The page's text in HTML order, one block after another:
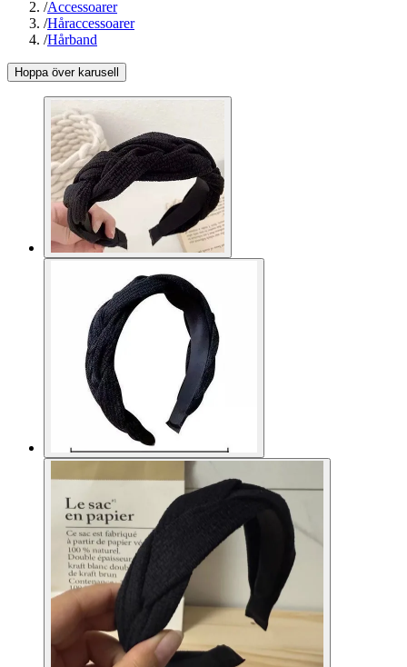
/Accessoarer
/Håraccessoarer
/Hårband
Hoppa över karusell